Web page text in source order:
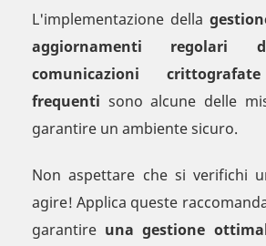
L'implementazione della
aggiornamenti regolari
comunicazioni
frequenti sono alcune delle
garantire un ambiente sicuro.
Non aspettare che si verifichi
agire! Applica queste
garantire una gestione